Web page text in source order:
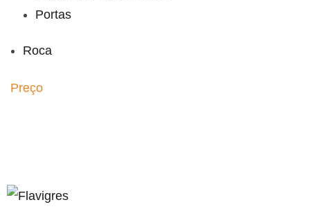
Portas
Roca
Preço
bahsegel